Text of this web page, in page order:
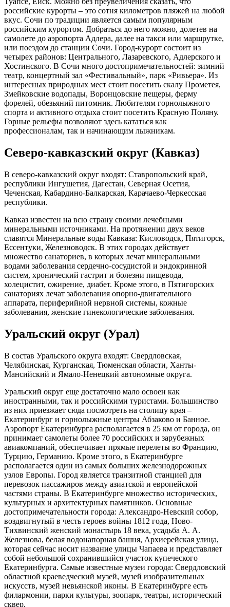
российские курорты – это сотня километров пляжей на любой
вкус. Сочи по традиции является самым популярным
российским курортом. Добраться до него можно, долетев на
самолете до аэропорта Адлера, далее на такси или маршрутке,
или поездом до станции Сочи. Город-курорт состоит из
четырех районов: Центрального, Лазаревского, Адлерского и
Хостинского. В Сочи много достопримечательностей: зимний
театр, концертный зал «Фестивальный», парк «Ривьера». Из
интересных природных мест стоит посетить скалу Прометея,
Змейковские водопады, Воронцовские пещеры, ферму
форелей, обезьяний питомник. Любителям горнолыжного
спорта и активного отдыха стоит посетить Красную Поляну.
Горные рельефы позволяют здесь кататься как
профессионалам, так и начинающим лыжникам.
Северо-кавказский округ (Кавказ)
В северо-кавказский округ входят: Ставропольский край,
республики Ингушетия, Дагестан, Северная Осетия,
Чеченская, Кабардино-Балкарская, Карачаево-Черкесская
республики.
Кавказ известен на всю страну своими лечебными
минеральными источниками. На протяжении двух веков
славятся Минеральные воды Кавказа: Кисловодск, Пятигорск,
Ессентуки, Железноводск. В этих городах действует
множество санаториев, в которых лечат минеральными
водами заболевания сердечно-сосудистой и эндокринной
систем, хронический гастрит и болезни пищевода,
холецистит, ожирение, диабет. Кроме этого, в Пятигорских
санаториях лечат заболевания опорно-двигательного
аппарата, периферийной нервной системы, кожные
заболевания, женские гинекологические заболевания.
Уральский округ (Урал)
В состав Уральского округа входят: Свердловская,
Челябинская, Курганская, Тюменская области, Ханты-
Мансийский и Ямало-Ненецкий автономные округа.
Уральский округ еще достаточно мало освоен как
иностранными, так и российскими туристами. Большинство
из них приезжает сюда посмотреть на столицу края –
Екатеринбург и горнолыжные центры Абзаково и Банное.
Аэропорт Екатеринбурга располагается в 25 км от города, он
принимает самолеты более 70 российских и зарубежных
авиакомпаний, обеспечивает прямые перелеты во Францию,
Турцию, Германию. Кроме этого, в Екатеринбурге
располагается один из самых больших железнодорожных
узлов Европы. Город является транзитной станцией для
перевозок пассажиров между азиатской и европейской
частями страны. В Екатеринбурге множество исторических,
культурных и архитектурных памятников. Основные
достопримечательности города: Александро-Невский собор,
воздвигнутый в честь героев войны 1812 года, Ново-
Тихвинский женский монастырь 18 века, усадьба А. А.
Железнова, белая водонапорная башня, Архиерейская улица,
которая сейчас носит название улицы Чапаева и представляет
собой небольшой сохранившийся участок купеческого
Екатеринбурга. Самые известные музеи города: Свердловский
областной краеведческий музей, музей изобразительных
искусств, музей невьянской иконы. В Екатеринбурге есть
филармонии, парки культуры, зоопарк, театры, исторический
сквер.